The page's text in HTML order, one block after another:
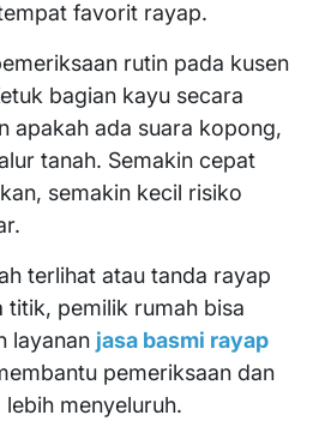
favorit rayap.
rutin pada kusen
bagian kayu secara
apakah ada suara kopong,
tanah. Semakin cepat
semakin kecil risiko
terlihat atau tanda rayap
titik, pemilik rumah bisa
layanan jasa basmi rayap
pemeriksaan dan
menyeluruh.